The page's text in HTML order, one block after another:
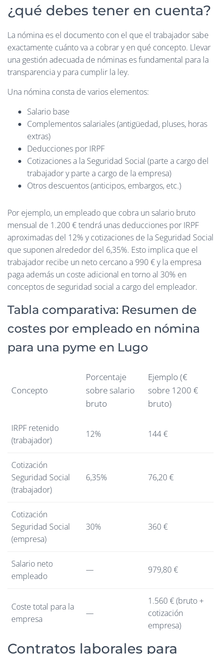
¿qué debes tener en cuenta?
La nómina es el documento con el que el trabajador sabe
exactamente cuánto va a cobrar y en qué concepto. Llevar
una gestión adecuada de nóminas es fundamental para la
transparencia y para cumplir la ley.
Una nómina consta de varios elementos:
Salario base
Complementos salariales (antigüedad, pluses, horas
extras)
Deducciones por IRPF
Cotizaciones a la Seguridad Social (parte a cargo del
trabajador y parte a cargo de la empresa)
Otros descuentos (anticipos, embargos, etc.)
Por ejemplo, un empleado que cobra un salario bruto
mensual de 1.200 € tendrá unas deducciones por IRPF
aproximadas del 12% y cotizaciones de la Seguridad Social
que suponen alrededor del 6,35%. Esto implica que el
trabajador recibe un neto cercano a 990 € y la empresa
paga además un coste adicional en torno al 30% en
conceptos de seguridad social a cargo del empleador.
Tabla comparativa: Resumen de
costes por empleado en nómina
para una pyme en Lugo
Concepto
Porcentaje
sobre salario
bruto
Ejemplo (€
sobre 1200 €
bruto)
IRPF retenido
(trabajador)
12% 144 €
Cotización
Seguridad Social
(trabajador)
6,35% 76,20 €
Cotización
Seguridad Social
(empresa)
30% 360 €
Salario neto
empleado
— 979,80 €
Coste total para la
empresa
—
1.560 € (bruto +
cotización
empresa)
Contratos laborales para